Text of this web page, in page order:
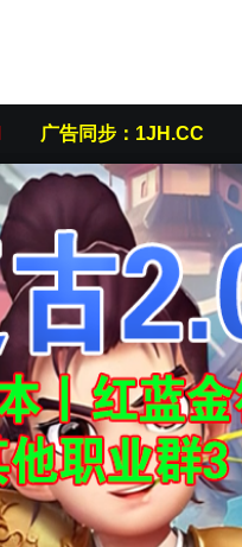
广告同步：1JH.CC